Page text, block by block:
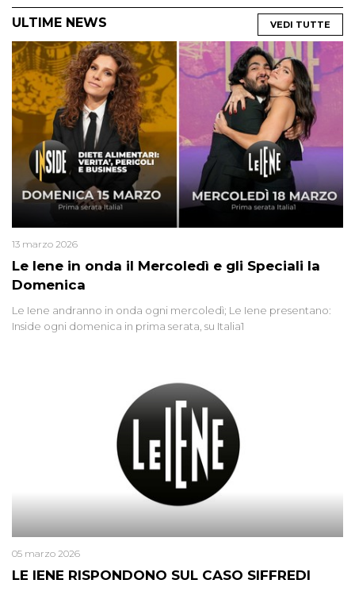
ULTIME NEWS VEDI TUTTE
Le Iene in onda il Mercoledì e gli Speciali la
Domenica
13 marzo 2026
Le Iene andranno in onda ogni mercoledì; Le Iene presentano:
Inside ogni domenica in prima serata, su Italia1
LE IENE RISPONDONO SUL CASO SIFFREDI
05 marzo 2026